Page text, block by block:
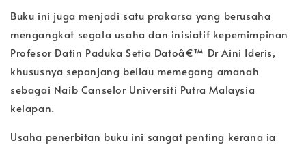
Buku ini juga menjadi satu prakarsa yang berusaha
mengangkat segala usaha dan inisiatif kepemimpinan
Profesor Datin Paduka Setia Datoâ€™ Dr Aini Ideris,
khususnya sepanjang beliau memegang amanah
sebagai Naib Canselor Universiti Putra Malaysia
kelapan.
Usaha penerbitan buku ini sangat penting kerana ia